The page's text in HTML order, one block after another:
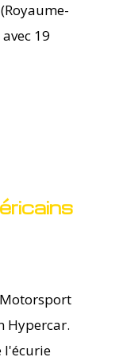
19
Motorsport
Hypercar.
l'écurie